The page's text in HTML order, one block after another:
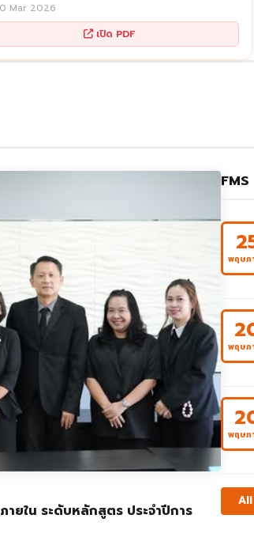
Mar 2026
เปิด PDF
ใน ระดับหลักสูตร ประจำปีการ
พฤษภ
พฤษภ
พฤษภ